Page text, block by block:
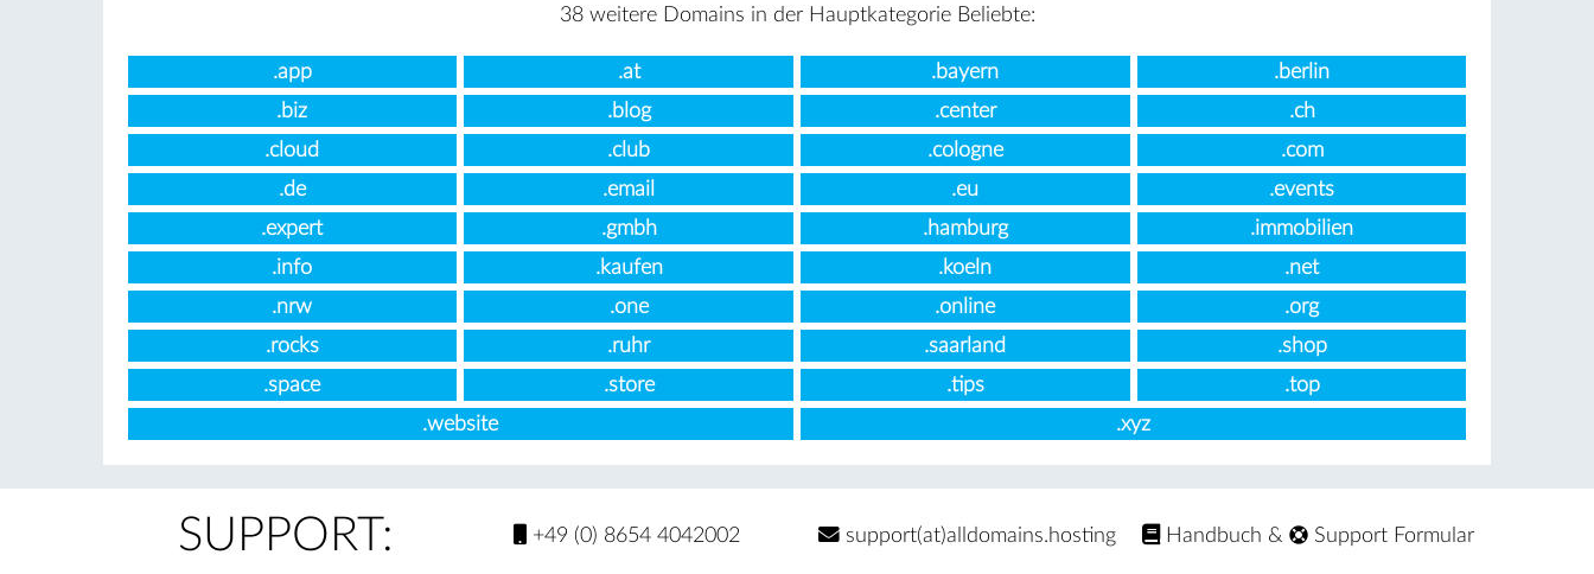
38 weitere Domains in der Hauptkategorie Beliebte:
.app .at .bayern
.berlin
.biz
.blog .center
.ch
.cloud
.club .cologne
.com
.de
.email .eu
.events
.expert
.gmbh .hamburg
.immobilien
.info
.kaufen .koeln
.net
.nrw
.one .online
.org
.rocks
.ruhr .saarland
.shop
.space
.store .tips
.top
.website
.xyz
SUPPORT: +49 (0) 8654 4042002 support(at)alldomains.hosting Handbuch & Support Formular